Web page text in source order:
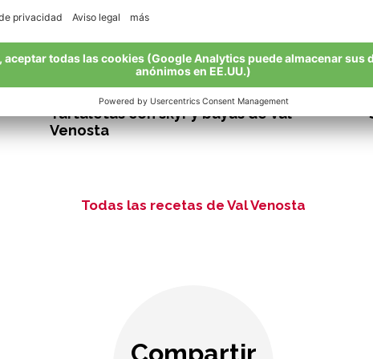
fácil
Tartaletas con skyr y bayas de Val
Venosta
Todas las recetas de Val Venosta